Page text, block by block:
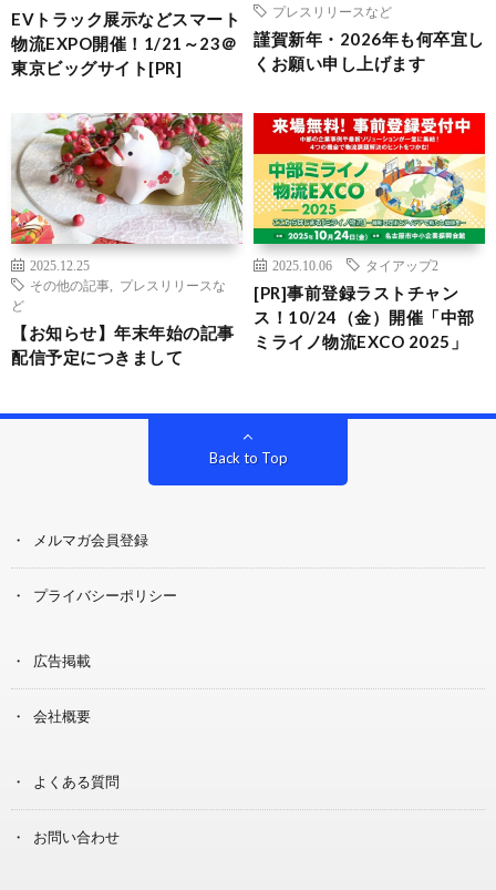
EVトラック展示などスマート
物流EXPO開催！1/21～23＠
東京ビッグサイト[PR]
プレスリリースなど
謹賀新年・2026年も何卒宜し
くお願い申し上げます
2025.12.25
その他の記事
プレスリリースな
ど
【お知らせ】年末年始の記事
配信予定につきまして
2025.10.06 タイアップ2
[PR]事前登録ラストチャン
ス！10/24（金）開催「中部
ミライノ物流EXCO 2025」
Back to Top
メルマガ会員登録
プライバシーポリシー
広告掲載
会社概要
よくある質問
お問い合わせ